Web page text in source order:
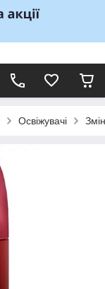
Освіжувачі